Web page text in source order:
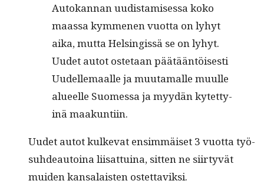
Autokan­nan uud­is­tamises­sa koko
maas­sa kymme­nen vuot­ta on lyhyt
aika, mut­ta Helsingis­sä se on lyhyt.
Uudet autot oste­taan päätään­töis­es­ti
Uudelle­maalle ja muu­ta­malle muulle
alueelle Suomes­sa ja myy­dän kytet­ty­
inä maakuntiin.
Uudet autot kulke­vat ensim­mäiset 3 vuot­ta työ­
suhdeau­toina liisat­tuina, sit­ten ne siir­tyvät
muiden kansalais­ten ostettaviksi.